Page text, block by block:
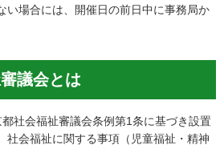
い場合には、開催日の前日中に事務局か
議会とは
社会福祉審議会条例第1条に基づき設置
社会福祉に関する事項（児童福祉・精神